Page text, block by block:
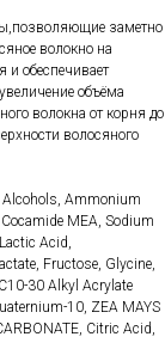
заметно
волокно на
и обеспечивает
объёма
волокна от корня до
волосяного
Alcohols, Ammonium
MEA, Sodium
Acid,
Fructose, Glycine,
30 Alkyl Acrylate
10, ZEA MAYS
Citric Acid,